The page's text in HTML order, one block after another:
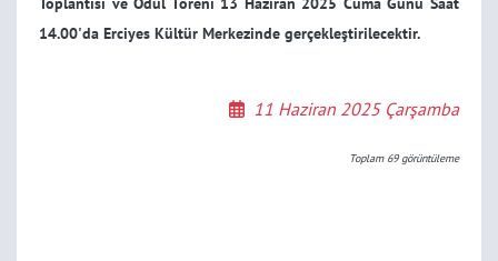
14.00'da Erciyes Kültür Merkezinde gerçekleştirilecektir.
11 Haziran 2025 Çarşamba
Toplam 69görüntüleme